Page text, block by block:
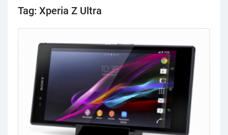
Tag: Xperia Z Ultra